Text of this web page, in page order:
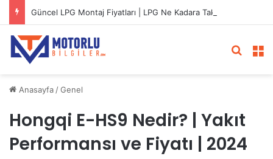
Güncel LPG Montaj Fiyatları | LPG Ne Kadara Takılır?
Anasayfa /Genel
Hongqi E-HS9 Nedir? | Yakıt
Performansı ve Fiyatı | 2024